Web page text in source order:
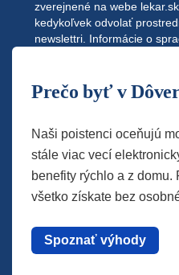
zverejnené na webe lekar.sk
kedykoľvek odvolať
newslettri. Informácie o
Prečo byť v
Naši poistenci oceňujú
stále viac vecí
benefity rýchlo a z domu.
všetko získate bez
Spoznať výhody